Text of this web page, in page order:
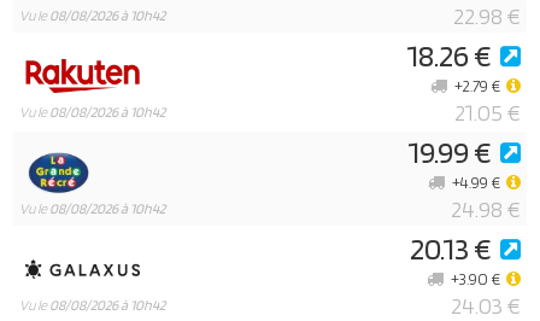
Vu le08/08/2026 à 10h42 22.98 €
Vu le08/08/2026 à 10h42
18.26 €
21.05 €
+2.79 €
Vu le08/08/2026 à 10h42
19.99 €
24.98 €
+4.99 €
Vu le08/08/2026 à 10h42
20.13 €
24.03 €
+3.90 €